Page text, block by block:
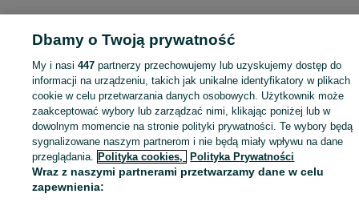
Dbamy o Twoją prywatność
My i nasi447 partnerzy przechowujemy lub uzyskujemy dostęp do
informacji na urządzeniu, takich jak unikalne identyfikatory w plikach
cookie w celu przetwarzania danych osobowych. Użytkownik może
zaakceptować wybory lub zarządzać nimi, klikając poniżej lub w
dowolnym momencie na stronie polityki prywatności. Te wybory będą
sygnalizowane naszym partnerom i nie będą miały wpływu na dane
przeglądania. Polityka cookies, Polityka Prywatności
Wraz z naszymi partnerami przetwarzamy dane w celu
zapewnienia: